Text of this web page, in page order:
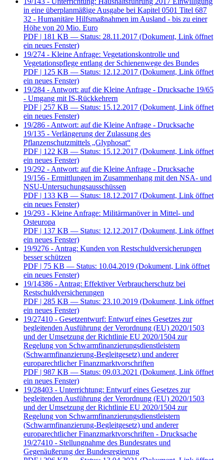
in eine überplanmäßige Ausgabe bei Kapitel 0501 Titel 687
32 - Humanitäre Hilfsmaßnahmen im Ausland - bis zu einer
Höhe von 20 Mio. Euro
PDF | 181 KB — Status: 28.11.2017 (Dokument, Link öffnet
ein neues Fenster)
19/274 - Kleine Anfrage: Vegetationskontrolle und
Vegetationspflege entlang der Schienenwege des Bundes
PDF | 125 KB — Status: 12.12.2017 (Dokument, Link öffnet
ein neues Fenster)
19/284 - Antwort: auf die Kleine Anfrage - Drucksache 19/65
- Umgang mit IS-Rückkehrern
PDF | 257 KB — Status: 15.12.2017 (Dokument, Link öffnet
ein neues Fenster)
19/286 - Antwort: auf die Kleine Anfrage - Drucksache
19/135 - Verlängerung der Zulassung des
Pflanzenschutzmittels „Glyphosat“
PDF | 122 KB — Status: 15.12.2017 (Dokument, Link öffnet
ein neues Fenster)
19/292 - Antwort: auf die Kleine Anfrage - Drucksache
19/156 - Ermittlungen im Zusammenhang mit den NSA- und
NSU-Untersuchungsausschüssen
PDF | 133 KB — Status: 18.12.2017 (Dokument, Link öffnet
ein neues Fenster)
19/293 - Kleine Anfrage: Militärmanöver in Mittel- und
Osteuropa
PDF | 137 KB — Status: 12.12.2017 (Dokument, Link öffnet
ein neues Fenster)
19/9276 - Antrag: Kunden von Restschuldversicherungen
besser schützen
PDF | 75 KB — Status: 10.04.2019 (Dokument, Link öffnet
ein neues Fenster)
19/14386 - Antrag: Effektiver Verbraucherschutz bei
Restschuldversicherungen
PDF | 285 KB — Status: 23.10.2019 (Dokument, Link öffnet
ein neues Fenster)
19/27410 - Gesetzentwurf: Entwurf eines Gesetzes zur
begleitenden Ausführung der Verordnung (EU) 2020/1503
und der Umsetzung der Richtlinie EU 2020/1504 zur
Regelung von Schwarmfinanzierungsdienstleistern
(Schwarmfinanzierung-Begleitgesetz) und anderer
europarechtlicher Finanzmarktvorschriften
PDF | 987 KB — Status: 09.03.2021 (Dokument, Link öffnet
ein neues Fenster)
19/28403 - Unterrichtung: Entwurf eines Gesetzes zur
begleitenden Ausführung der Verordnung (EU) 2020/1503
und der Umsetzung der Richtlinie EU 2020/1504 zur
Regelung von Schwarmfinanzierungsdienstleistern
(Schwarmfinanzierung-Begleitgesetz) und anderer
europarechtlicher Finanzmarktvorschriften - Drucksache
19/27410 - Stellungnahme des Bundesrates und
Gegenäußerung der Bundesregierung